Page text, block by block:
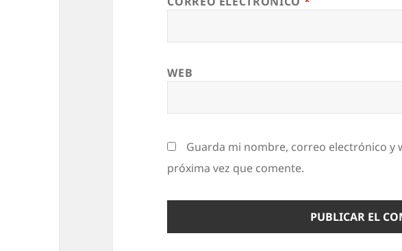
WEB
Guarda mi nombre, correo electrónico y
próxima vez que comente.